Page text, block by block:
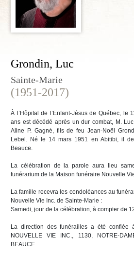
Grondin, Luc
Sainte-Marie
(1951-2017)
À l’Hôpital de l’Enfant-Jésus de Québec, le
ans est décédé après un dur combat, M.
Aline P. Gagné, fils de feu Jean-Noël
Lebel. Né le 14 mars 1951 en Abitibi, il
Beauce.
La célébration de la parole aura lieu
funérarium de la Maison funéraire Nouvelle
La famille recevra les condoléances au
Nouvelle Vie Inc. de Sainte-Marie :
Samedi, jour de la célébration, à compter de
La direction des funérailles a été confiée
NOUVELLE VIE INC., 1130, NOTRE-
BEAUCE.